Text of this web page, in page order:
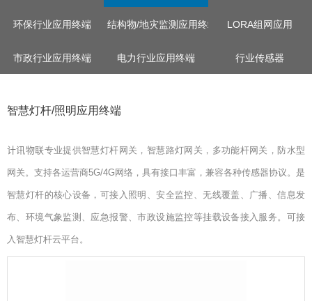
环保行业应用终端 结构物/地灾监测应用终端 LORA组网应用
市政行业应用终端 电力行业应用终端 行业传感器
智慧灯杆/照明应用终端
计讯物联专业提供智慧灯杆网关，智慧路灯网关，多功能杆网关，防水型
网关。支持各运营商5G/4G网络，具有接口丰富，兼容各种传感器协议。是
智慧灯杆的核心设备，可接入照明、安全监控、无线覆盖、广播、信息发
布、环境气象监测、应急报警、市政设施监控等挂载设备接入服务。可接
入智慧灯杆云平台。